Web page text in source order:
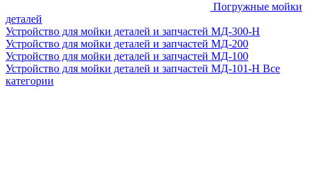
Погружные мойки
деталей
Устройство для мойки деталей и запчастей МД-300-H
Устройство для мойки деталей и запчастей МД-200
Устройство для мойки деталей и запчастей МД-100
Устройство для мойки деталей и запчастей МД-101-Н Все
категории